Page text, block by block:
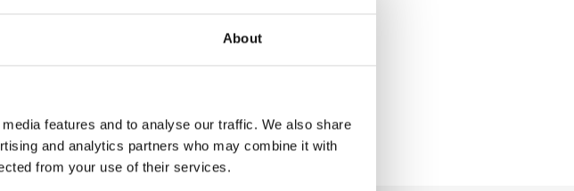
About
features and to analyse our traffic. We also share
and analytics partners who may combine it with
from your use of their services.